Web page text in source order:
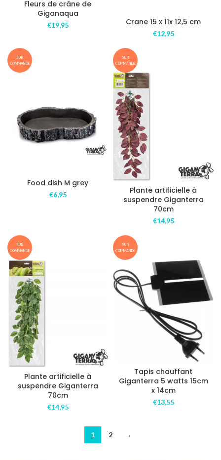
Fleurs de crâne de
Giganaqua
€19,95 Crane 15 x 11x 12,5 cm
€12,95
SUR
COMMANDE
Food dish M grey
€6,95
SUR
COMMANDE
Plante artificielle à
suspendre Giganterra
70cm
€14,95
SUR
COMMANDE
Plante artificielle à
suspendre Giganterra
70cm
€14,95
SUR
COMMANDE
Tapis chauffant
Giganterra 5 watts 15cm
x 14cm
€13,55
1 2 →